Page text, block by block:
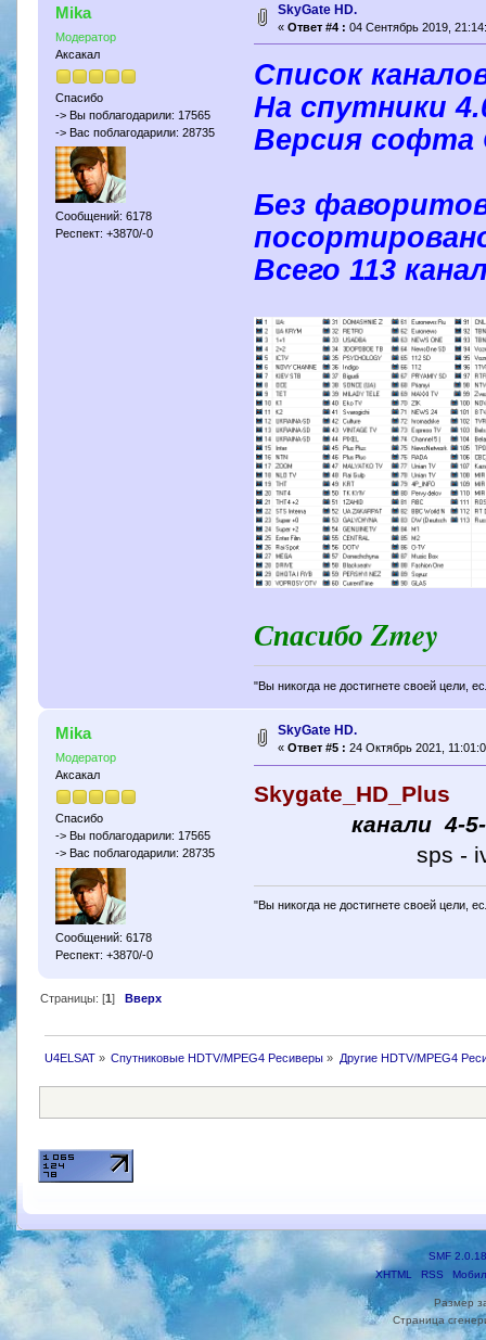
Mika
Модератор
Аксакал
Спасибо
-> Вы поблагодарили: 17565
-> Вас поблагодарили: 28735
Сообщений: 6178
Респект: +3870/-0
SkyGate HD.
« Ответ #4 : 04 Сентябрь 2019,
Список
На спутники
Версия софта
Без
Всего 113
Спасибо Zmey
"Вы никогда не достигнете своей цели,
Mika
Модератор
Аксакал
Спасибо
-> Вы поблагодарили: 17565
-> Вас поблагодарили: 28735
Сообщений: 6178
Респект: +3870/-0
SkyGate HD.
« Ответ #5 : 24 Октябрь 2021,
Skygate_HD_Plus
канали 4-
sps -
"Вы никогда не достигнете своей цели,
Страницы: [1] Вверх
U4ELSAT» Спутниковые HDTV/MPEG4 Ресиверы » Другие HDTV/MPEG4
SMF 2.0.18
XHTML
RSS
Размер
Страница